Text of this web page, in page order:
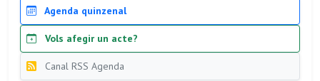
Agenda quinzenal
Vols afegir un acte?
Canal RSS Agenda